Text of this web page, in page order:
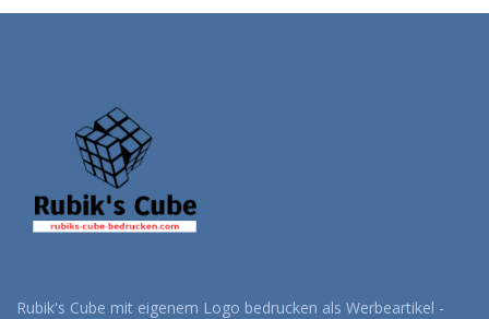
Rubik's Cube mit eigenem Logo bedrucken als Werbeartikel -